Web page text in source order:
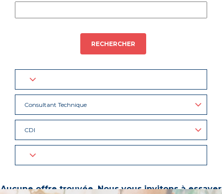
RECHERCHER
Consultant Technique
CDI
Aucune offre trouvée. Nous vous invitons à essayer